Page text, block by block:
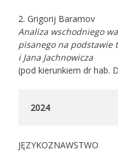
2. Grigorij Baramov
Analiza wschodniego
pisanego na podstawie
i Jana Jachnowicza
(pod kierunkiem dr hab.
2024
JĘZYKOZNAWSTWO